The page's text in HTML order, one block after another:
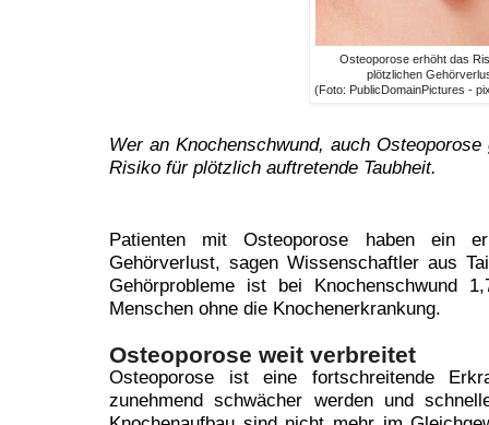
Osteoporose erhöht das
plötzlichen
(Foto: PublicDomainPictures -
Wer an Knochenschwund, auch
Risiko für plötzlich auftretende Taubheit.
Patienten mit Osteoporose haben ein
Gehörverlust, sagen Wissenschaftler aus
Gehörprobleme ist bei Knochenschwund
Menschen ohne die Knochenerkrankung.
Osteoporose weit verbreitet
Osteoporose ist eine fortschreitende
zunehmend schwächer werden und